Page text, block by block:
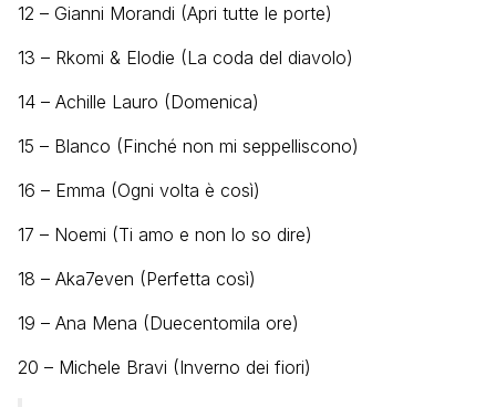
12 – Gianni Morandi (Apri tutte le porte)
13 – Rkomi & Elodie (La coda del diavolo)
14 – Achille Lauro (Domenica)
15 – Blanco (Finché non mi seppelliscono)
16 – Emma (Ogni volta è così)
17 – Noemi (Ti amo e non lo so dire)
18 – Aka7even (Perfetta così)
19 – Ana Mena (Duecentomila ore)
20 – Michele Bravi (Inverno dei fiori)